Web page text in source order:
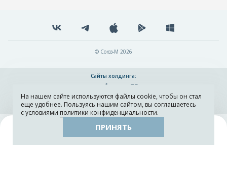
Каталог Остатки тканей
© Союз-М 2026
Сайты холдинга:
Разработка и поддержка сайта ADN
На нашем сайте используются файлы cookie, чтобы он стал
еще удобнее. Пользуясь нашим сайтом, вы соглашаетесь
с условиями политики конфиденциальности.
ПРИНЯТЬ